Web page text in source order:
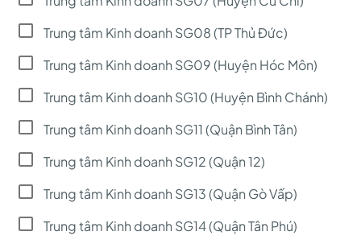
Trung tâm Kinh doanh SG08 (TP Thủ Đức)
Trung tâm Kinh doanh SG09 (Huyện Hóc Môn)
Trung tâm Kinh doanh SG10 (Huyện Bình Chánh)
Trung tâm Kinh doanh SG11 (Quận Bình Tân)
Trung tâm Kinh doanh SG12 (Quận 12)
Trung tâm Kinh doanh SG13 (Quận Gò Vấp)
Trung tâm Kinh doanh SG14 (Quận Tân Phú)